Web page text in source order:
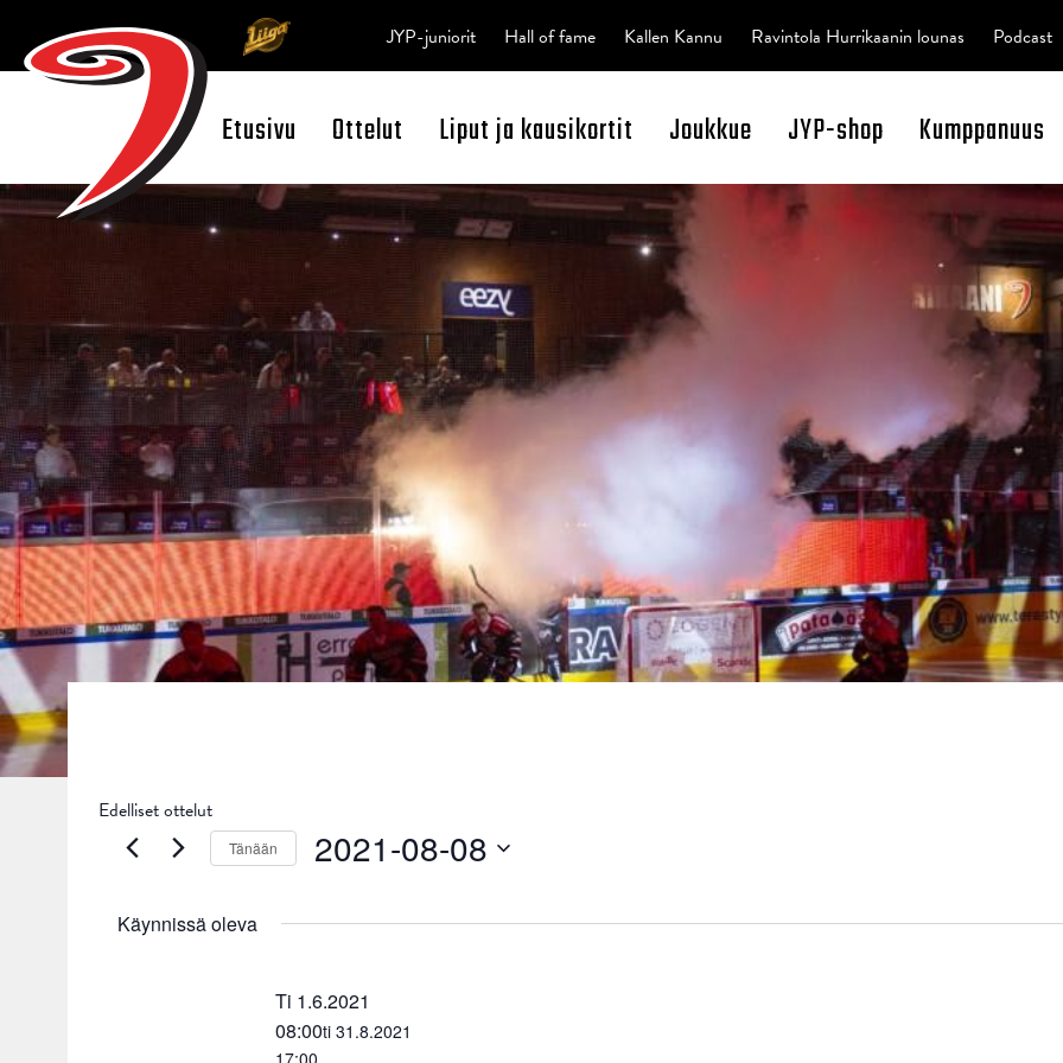
Open Search
Etusivu Ottelut Liput ja kausikortit Joukkue JYP-shop Kumppanuus
JYP-juniorit Hall of fame Kallen Kannu Ravintola Hurrikaanin lounas Podcast
Edelliset ottelut
Tänään 2021-08-08
Käynnissä oleva
Ti 1.6.2021
08:00ti 31.8.2021
17:00